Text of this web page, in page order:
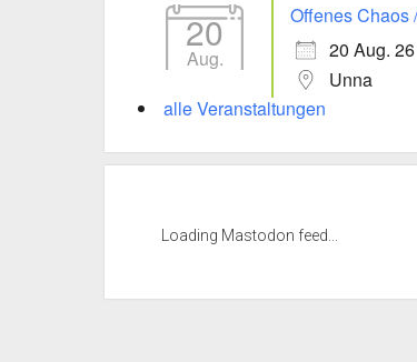
20
Aug.
Offenes Chaos
20 Aug. 26
Unna
alle Veranstaltungen
Loading Mastodon feed...